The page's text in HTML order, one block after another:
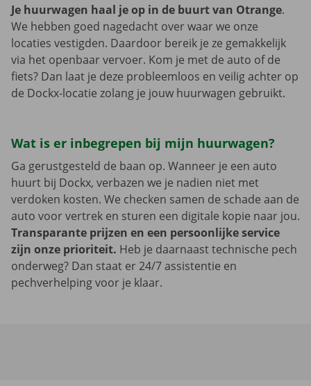
Je huurwagen haal je op in de buurt van Otrange.
We hebben goed nagedacht over waar we onze
locaties vestigden. Daardoor bereik je ze gemakkelijk
via het openbaar vervoer. Kom je met de auto of de
fiets? Dan laat je deze probleemloos en veilig achter op
de Dockx-locatie zolang je jouw huurwagen gebruikt.
Wat is er inbegrepen bij mijn huurwagen?
Ga gerustgesteld de baan op. Wanneer je een auto
huurt bij Dockx, verbazen we je nadien niet met
verdoken kosten. We checken samen de schade aan de
auto voor vertrek en sturen een digitale kopie naar jou.
Transparante prijzen en een persoonlijke service
zijn onze prioriteit. Heb je daarnaast technische pech
onderweg? Dan staat er 24/7 assistentie en
pechverhelping voor je klaar.